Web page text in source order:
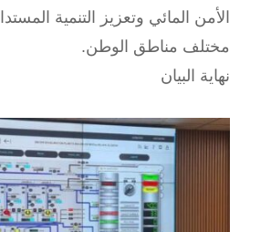
الأمن المائي وتعزيز التنمية
مختلف مناطق الوطن.
نهاية البيان